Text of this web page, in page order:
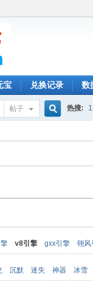
宝 兑换记录 数
帖子 热搜:
v8引擎 gxx引擎 翎风
沉默 迷失 神器 冰雪